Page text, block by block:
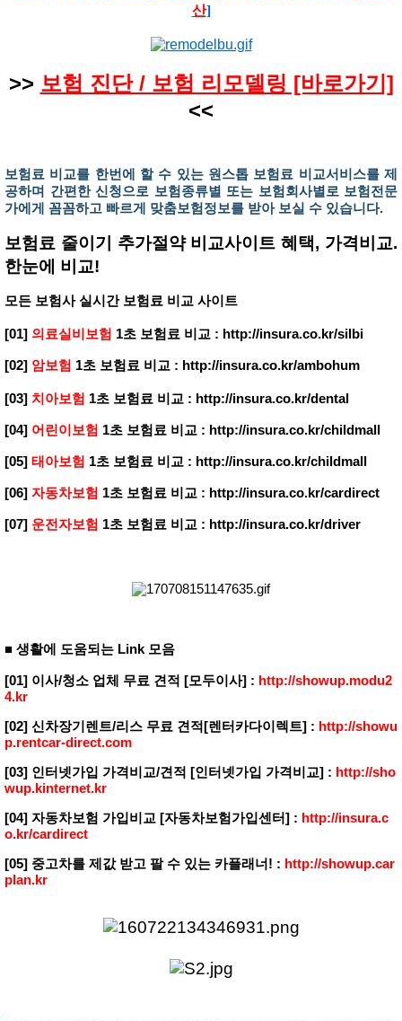
산]
>> 보험 진단 / 보험 리모델링 [바로가기]
<<
보험료 비교를 한번에 할 수 있는 원스톱 보험료 비교서비스를 제
공하며 간편한 신청으로 보험종류별 또는 보험회사별로 보험전문
가에게 꼼꼼하고 빠르게 맞춤보험정보를 받아 보실 수 있습니다.
보험료 줄이기 추가절약 비교사이트 혜택, 가격비교.
한눈에 비교!
모든 보험사 실시간 보험료 비교 사이트
[01] 의료실비보험 1초 보험료 비교 : http://insura.co.kr/silbi
[02] 암보험 1초 보험료 비교 : http://insura.co.kr/ambohum
[03] 치아보험 1초 보험료 비교 : http://insura.co.kr/dental
[04] 어린이보험 1초 보험료 비교 : http://insura.co.kr/childmall
[05] 태아보험 1초 보험료 비교 : http://insura.co.kr/childmall
[06] 자동차보험 1초 보험료 비교 : http://insura.co.kr/cardirect
[07] 운전자보험 1초 보험료 비교 : http://insura.co.kr/driver
■ 생활에 도움되는 Link 모음
[01] 이사/청소 업체 무료 견적 [모두이사] : http://showup.modu2
4.kr
[02] 신차장기렌트/리스 무료 견적[렌터카다이렉트] : http://showu
p.rentcar-direct.com
[03] 인터넷가입 가격비교/견적 [인터넷가입 가격비교] : http://sho
wup.kinternet.kr
[04] 자동차보험 가입비교 [자동차보험가입센터] : http://insura.c
o.kr/cardirect
[05] 중고차를 제값 받고 팔 수 있는 카플래너! : http://showup.car
plan.kr